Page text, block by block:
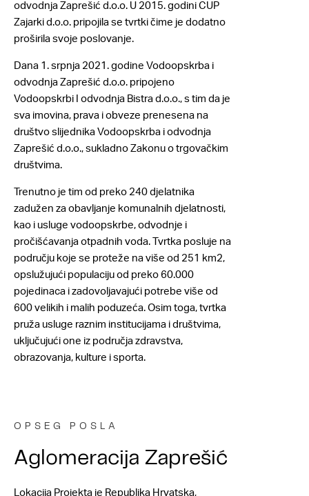
odvodnja Zaprešić d.o.o. U 2015. godini CUP
Zajarki d.o.o. pripojila se tvrtki čime je dodatno
proširila svoje poslovanje.
Dana 1. srpnja 2021. godine Vodoopskrba i
odvodnja Zaprešić d.o.o. pripojeno
Vodoopskrbi I odvodnja Bistra d.o.o., s tim da je
sva imovina, prava i obveze prenesena na
društvo slijednika Vodoopskrba i odvodnja
Zaprešić d.o.o., sukladno Zakonu o trgovačkim
društvima.
Trenutno je tim od preko 240 djelatnika
zadužen za obavljanje komunalnih djelatnosti,
kao i usluge vodoopskrbe, odvodnje i
pročišćavanja otpadnih voda. Tvrtka posluje na
području koje se proteže na više od 251 km2,
opslužujući populaciju od preko 60.000
pojedinaca i zadovoljavajući potrebe više od
600 velikih i malih poduzeća. Osim toga, tvrtka
pruža usluge raznim institucijama i društvima,
uključujući one iz područja zdravstva,
obrazovanja, kulture i sporta.
OPSEG POSLA
Aglomeracija Zaprešić
Lokacija Projekta je Republika Hrvatska,